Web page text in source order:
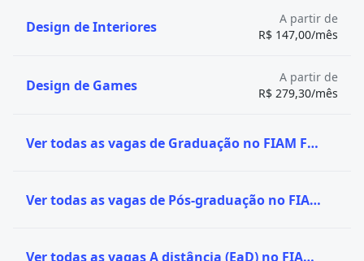
Design de Interiores
A partir de
R$ 147,00/mês
Design de Games
A partir de
R$ 279,30/mês
Ver todas as vagas de Graduação no FIAM FAAM
Ver todas as vagas de Pós-graduação no FIAM FAAM
Ver todas as vagas A distância (EaD) no FIAM FAAM